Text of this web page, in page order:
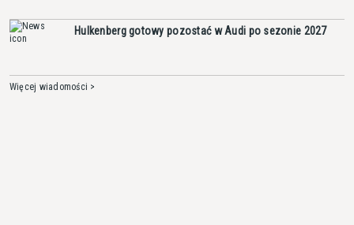
Hulkenberg gotowy pozostać w Audi po sezonie 2027
Więcej wiadomości >